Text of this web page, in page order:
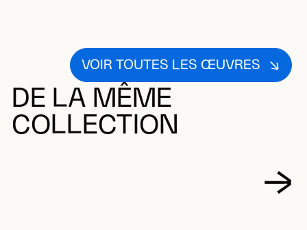
VOIR TOUTES LES ŒUVRES
DE LA MÊME
COLLECTION